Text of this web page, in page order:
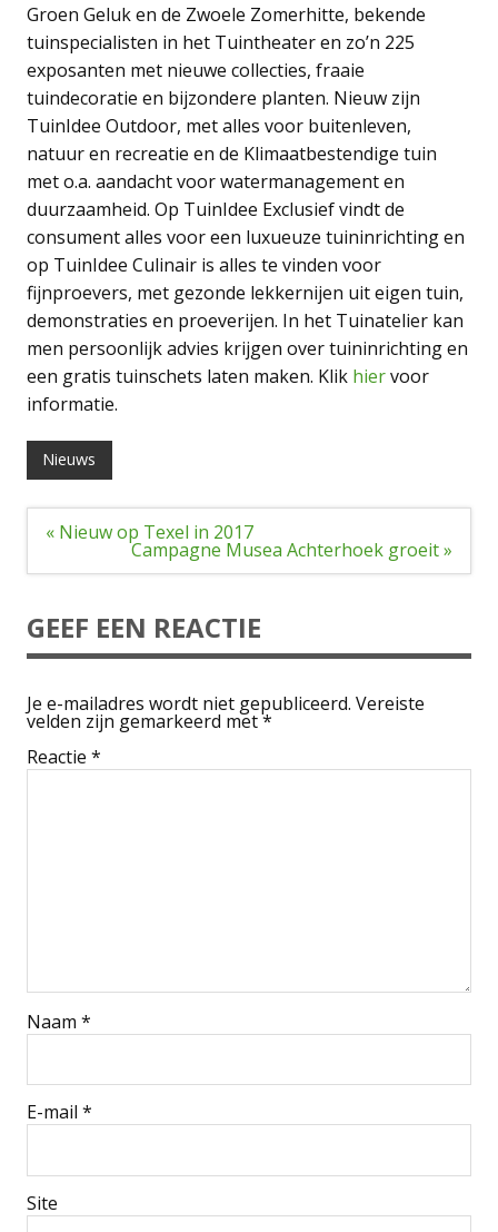
Groen Geluk en de Zwoele Zomerhitte, bekende
tuinspecialisten in het Tuintheater en zo’n 225
exposanten met nieuwe collecties, fraaie
tuindecoratie en bijzondere planten. Nieuw zijn
TuinIdee Outdoor, met alles voor buitenleven,
natuur en recreatie en de Klimaatbestendige tuin
met o.a. aandacht voor watermanagement en
duurzaamheid. Op TuinIdee Exclusief vindt de
consument alles voor een luxueuze tuininrichting en
op TuinIdee Culinair is alles te vinden voor
fijnproevers, met gezonde lekkernijen uit eigen tuin,
demonstraties en proeverijen. In het Tuinatelier kan
men persoonlijk advies krijgen over tuininrichting en
een gratis tuinschets laten maken. Klik hiervoor
informatie.
Nieuws
Bericht
« Nieuw op Texel in 2017
Campagne Musea Achterhoek groeit »
GEEF EEN REACTIE
Je e-mailadres wordt niet gepubliceerd. Vereiste
velden zijn gemarkeerd met*
Reactie *
Naam *
E-mail *
Site